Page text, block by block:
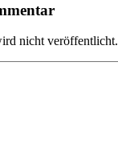
nicht veröffentlicht.